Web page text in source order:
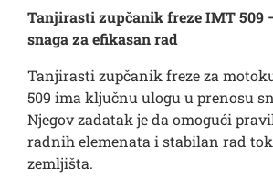
Tanjirasti zupčanik freze IMT 509
snaga za efikasan rad
Tanjirasti zupčanik freze za
509 ima ključnu ulogu u prenosu
Njegov zadatak je da omogući
radnih elemenata i stabilan rad
zemljišta.